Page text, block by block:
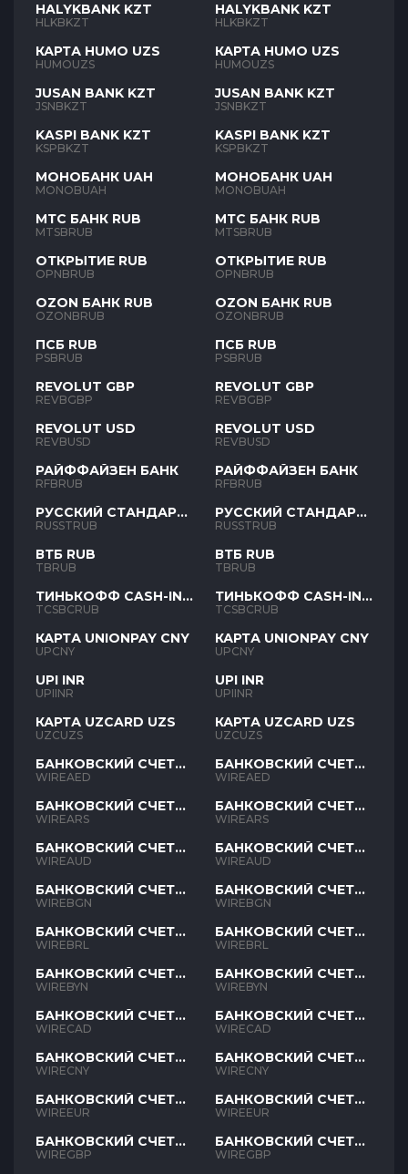
HALYKBANK KZT
HLKBKZT
КАРТА HUMO UZS
HUMOUZS
JUSAN BANK KZT
JSNBKZT
KASPI BANK KZT
KSPBKZT
МОНОБАНК UAH
MONOBUAH
МТС БАНК RUB
MTSBRUB
ОТКРЫТИЕ RUB
OPNBRUB
OZON БАНК RUB
OZONBRUB
ПСБ RUB
PSBRUB
REVOLUT GBP
REVBGBP
REVOLUT USD
REVBUSD
РАЙФФАЙЗЕН БАНК
RFBRUB
РУССКИЙ СТАНДАРТ
RUB
RUSSTRUB
ВТБ RUB
TBRUB
ТИНЬКОФФ CASH-IN
RUB
TCSBCRUB
КАРТА UNIONPAY CNY
UPCNY
UPI INR
UPIINR
КАРТА UZCARD UZS
UZCUZS
БАНКОВСКИЙ СЧЕТ
AED
WIREAED
БАНКОВСКИЙ СЧЕТ
ARS
WIREARS
БАНКОВСКИЙ СЧЕТ
AUD
WIREAUD
БАНКОВСКИЙ СЧЕТ
BGN
WIREBGN
БАНКОВСКИЙ СЧЕТ
BRL
WIREBRL
БАНКОВСКИЙ СЧЕТ
BYN
WIREBYN
БАНКОВСКИЙ СЧЕТ
CAD
WIRECAD
БАНКОВСКИЙ СЧЕТ
CNY
WIRECNY
БАНКОВСКИЙ СЧЕТ
EUR
WIREEUR
БАНКОВСКИЙ СЧЕТ
GBP
WIREGBP
HALYKBANK KZT
HLKBKZT
КАРТА HUMO UZS
HUMOUZS
JUSAN BANK KZT
JSNBKZT
KASPI BANK KZT
KSPBKZT
МОНОБАНК UAH
MONOBUAH
МТС БАНК RUB
MTSBRUB
ОТКРЫТИЕ RUB
OPNBRUB
OZON БАНК RUB
OZONBRUB
ПСБ RUB
PSBRUB
REVOLUT GBP
REVBGBP
REVOLUT USD
REVBUSD
РАЙФФАЙЗЕН БАНК
RFBRUB
РУССКИЙ СТАНДАРТ
RUB
RUSSTRUB
ВТБ RUB
TBRUB
ТИНЬКОФФ CASH-IN
RUB
TCSBCRUB
КАРТА UNIONPAY CNY
UPCNY
UPI INR
UPIINR
КАРТА UZCARD UZS
UZCUZS
БАНКОВСКИЙ СЧЕТ
AED
WIREAED
БАНКОВСКИЙ СЧЕТ
ARS
WIREARS
БАНКОВСКИЙ СЧЕТ
AUD
WIREAUD
БАНКОВСКИЙ СЧЕТ
BGN
WIREBGN
БАНКОВСКИЙ СЧЕТ
BRL
WIREBRL
БАНКОВСКИЙ СЧЕТ
BYN
WIREBYN
БАНКОВСКИЙ СЧЕТ
CAD
WIRECAD
БАНКОВСКИЙ СЧЕТ
CNY
WIRECNY
БАНКОВСКИЙ СЧЕТ
EUR
WIREEUR
БАНКОВСКИЙ СЧЕТ
GBP
WIREGBP